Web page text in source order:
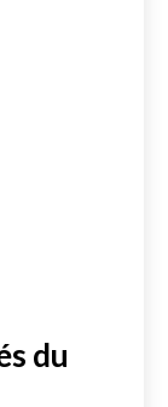
du